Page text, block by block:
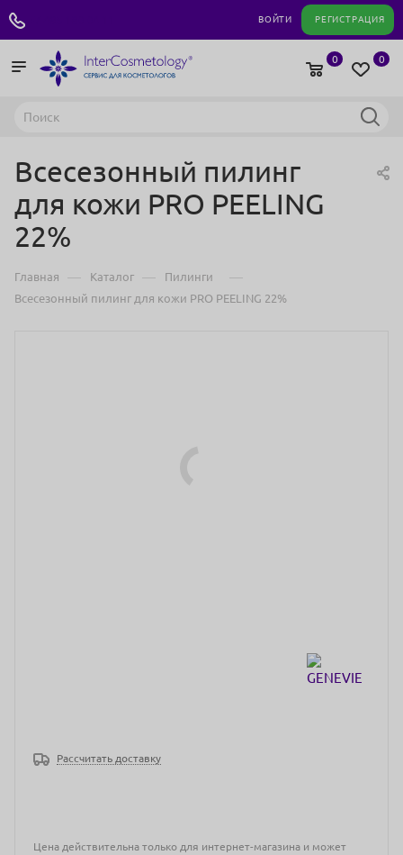
ВОЙТИ РЕГИСТРАЦИЯ
0
0
Всесезонный пилинг
для кожи PRO PEELING
22%
Главная — Каталог — Пилинги —
Всесезонный пилинг для кожи PRO PEELING 22%
Рассчитать доставку
Цена действительна только для интернет-магазина и может